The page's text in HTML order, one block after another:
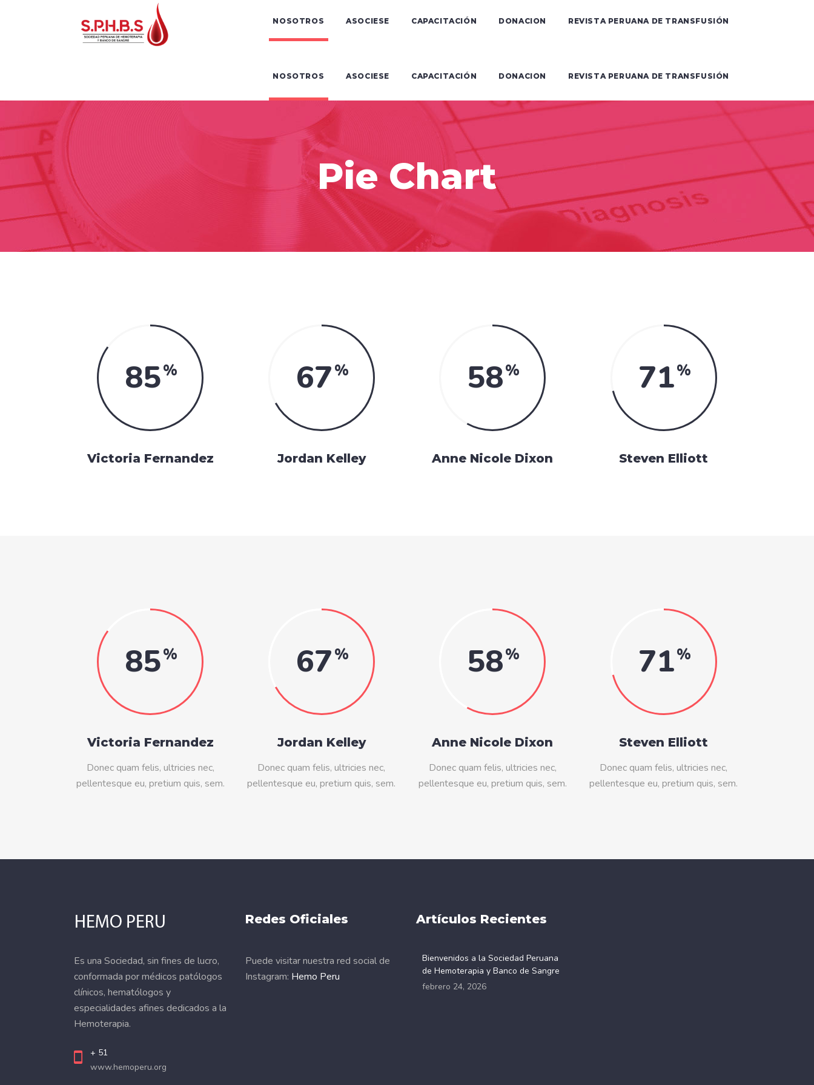
NOSOTROS ASOCIESE CAPACITACIÓN DONACION REVISTA PERUANA DE TRANSFUSIÓN
NOSOTROS ASOCIESE CAPACITACIÓN DONACION REVISTA PERUANA DE TRANSFUSIÓN
Pie Chart
85
Victoria Fernandez
67
Jordan Kelley
58
Anne Nicole Dixon
71
Steven Elliott
85
Victoria Fernandez
Donec quam felis, ultricies nec,
pellentesque eu, pretium quis, sem.
67
Jordan Kelley
Donec quam felis, ultricies nec,
pellentesque eu, pretium quis, sem.
58
Anne Nicole Dixon
Donec quam felis, ultricies nec,
pellentesque eu, pretium quis, sem.
71
Steven Elliott
Donec quam felis, ultricies nec,
pellentesque eu, pretium quis, sem.
Es una Sociedad, sin fines de lucro,
conformada por médicos patólogos
clínicos, hematólogos y
especialidades afines dedicados a la
Hemoterapia.
+ 51
www.hemoperu.org
Redes Oficiales
Puede visitar nuestra red social de
Instagram: Hemo Peru
Artículos Recientes
Bienvenidos a la Sociedad Peruana
de Hemoterapia y Banco de Sangre
febrero 24, 2026